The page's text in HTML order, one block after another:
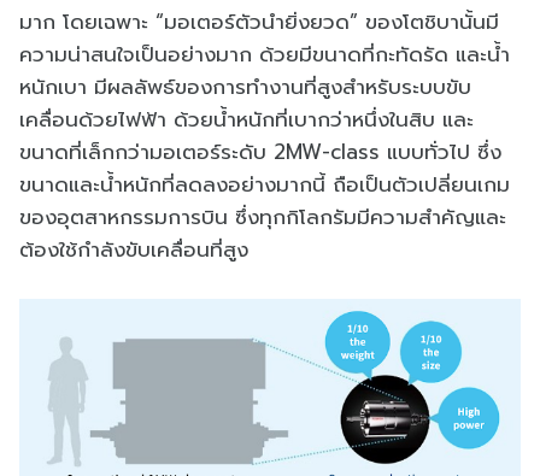
มาก โดยเฉพาะ “มอเตอร์ตัวนำยิ่งยวด” ของโตชิบานั้นมี
ความน่าสนใจเป็นอย่างมาก ด้วยมีขนาดที่กะทัดรัด และน้ำ
หนักเบา มีผลลัพธ์ของการทำงานที่สูงสำหรับระบบขับ
เคลื่อนด้วยไฟฟ้า ด้วยน้ำหนักที่เบากว่าหนึ่งในสิบ และ
ขนาดที่เล็กกว่ามอเตอร์ระดับ 2MW-class แบบทั่วไป ซึ่ง
ขนาดและน้ำหนักที่ลดลงอย่างมากนี้ ถือเป็นตัวเปลี่ยนเกม
ของอุตสาหกรรมการบิน ซึ่งทุกกิโลกรัมมีความสำคัญและ
ต้องใช้กำลังขับเคลื่อนที่สูง